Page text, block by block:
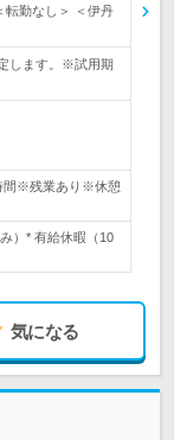
転勤なし＞ ＜伊丹
します。※試用期
間※残業あり※休憩
）* 有給休暇（10
気になる